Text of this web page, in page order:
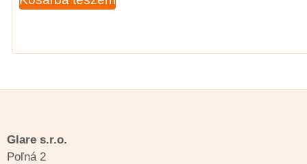
Glare s.r.o.
Poľná 2